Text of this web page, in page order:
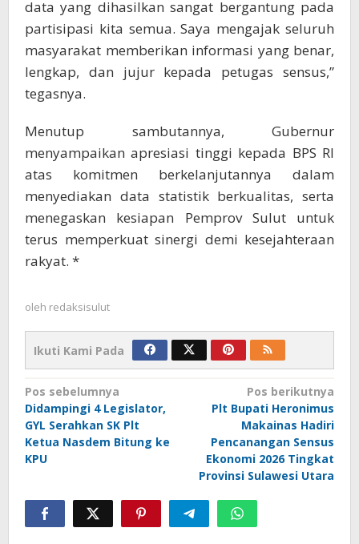
data yang dihasilkan sangat bergantung pada
partisipasi kita semua. Saya mengajak seluruh
masyarakat memberikan informasi yang benar,
lengkap, dan jujur kepada petugas sensus,”
tegasnya.
Menutup sambutannya, Gubernur
menyampaikan apresiasi tinggi kepada BPS RI
atas komitmen berkelanjutannya dalam
menyediakan data statistik berkualitas, serta
menegaskan kesiapan Pemprov Sulut untuk
terus memperkuat sinergi demi kesejahteraan
rakyat. *
oleh redaksisulut
Ikuti Kami Pada
Navigasi
pos
Pos sebelumnya
Didampingi 4 Legislator,
GYL Serahkan SK Plt
Ketua Nasdem Bitung ke
KPU
Pos berikutnya
Plt Bupati Heronimus
Makainas Hadiri
Pencanangan Sensus
Ekonomi 2026 Tingkat
Provinsi Sulawesi Utara